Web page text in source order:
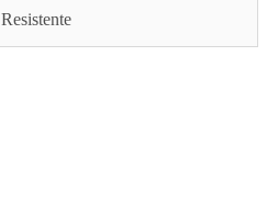
Resistente